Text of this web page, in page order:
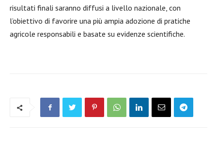
risultati finali saranno diffusi a livello nazionale, con
l’obiettivo di favorire una più ampia adozione di pratiche
agricole responsabili e basate su evidenze scientifiche.